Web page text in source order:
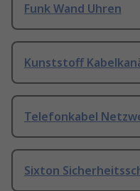
Funk Wand Uhren
Kunststoff
Telefonkabel
Sixton